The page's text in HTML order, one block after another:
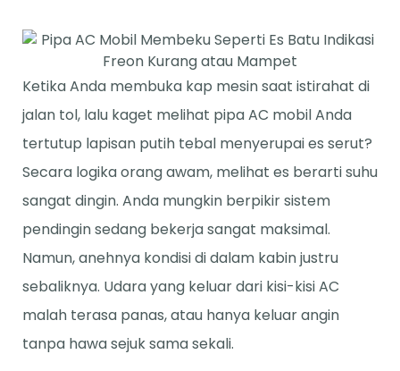
Ketika Anda membuka kap mesin saat istirahat di
jalan tol, lalu kaget melihat pipa AC mobil Anda
tertutup lapisan putih tebal menyerupai es serut?
Secara logika orang awam, melihat es berarti suhu
sangat dingin. Anda mungkin berpikir sistem
pendingin sedang bekerja sangat maksimal.
Namun, anehnya kondisi di dalam kabin justru
sebaliknya. Udara yang keluar dari kisi-kisi AC
malah terasa panas, atau hanya keluar angin
tanpa hawa sejuk sama sekali.